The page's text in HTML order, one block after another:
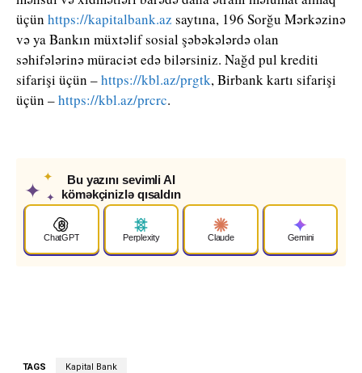
üçün https://kapitalbank.az saytına, 196 Sorğu Mərkəzinə
və ya Bankın müxtəlif sosial şəbəkələrdə olan
səhifələrinə müraciət edə bilərsiniz. Nağd pul krediti
sifarişi üçün –https://kbl.az/prgtk, Birbank kartı sifarişi
üçün –https://kbl.az/prcrc.
✦
✦
✦
Bu yazını sevimli AI
köməkçinizlə qısaldın
ChatGPT Perplexity Claude Gemini
TAGS Kapital Bank